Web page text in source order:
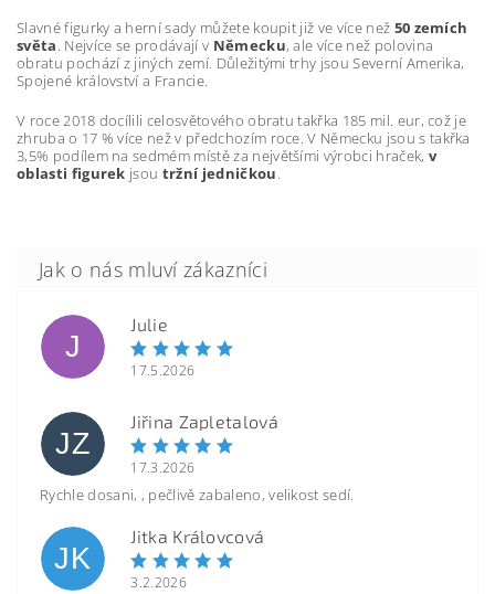
Slavné figurky a herní sady můžete koupit již ve více než 50 zemích
světa. Nejvíce se prodávají v Německu, ale více než polovina
obratu pochází z jiných zemí. Důležitými trhy jsou Severní Amerika,
Spojené království a Francie.
V roce 2018 docílili celosvětového obratu takřka 185 mil. eur, což je
zhruba o 17 % více než v předchozím roce. V Německu jsou s takřka
3,5% podílem na sedmém místě za největšími výrobci hraček, v
oblasti figurek jsou tržní jedničkou.
J
Julie
17.5.2026
JZ
Jiřina Zapletalová
17.3.2026
Rychle dosani, , pečlivě zabaleno, velikost sedí.
JK
Jitka Královcová
3.2.2026